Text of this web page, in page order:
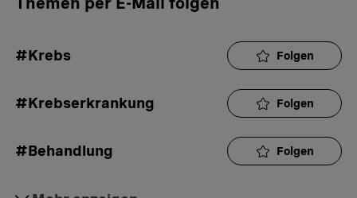
#Krebs Folgen
#Krebserkrankung Folgen
#Behandlung Folgen